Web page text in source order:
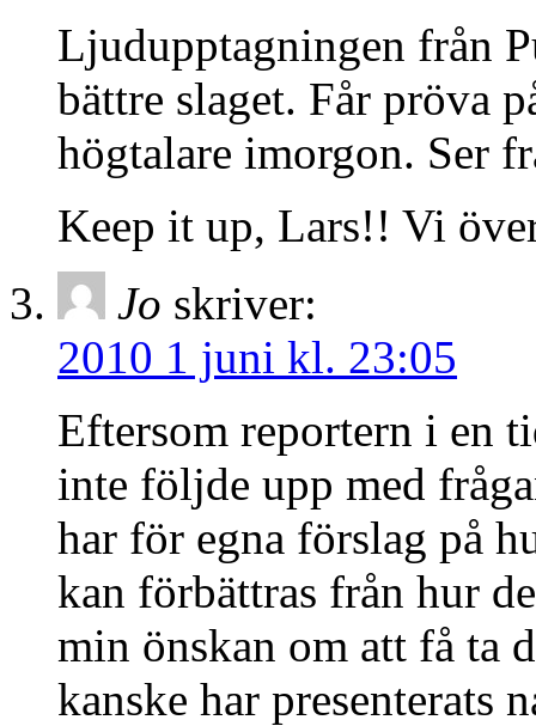
Ljudupptagningen från
bättre slaget. Får pröva
högtalare imorgon. Ser
Keep it up, Lars!! Vi
Jo skriver:
2010 1 juni kl. 23:05
Eftersom reportern i en
inte följde upp med
har för egna förslag på
kan förbättras från hur
min önskan om att få ta
kanske har presenterats